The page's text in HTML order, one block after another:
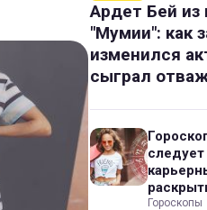
Ардет Бей из
"Мумии": как
изменился
сыграл
следует
Гороскопы